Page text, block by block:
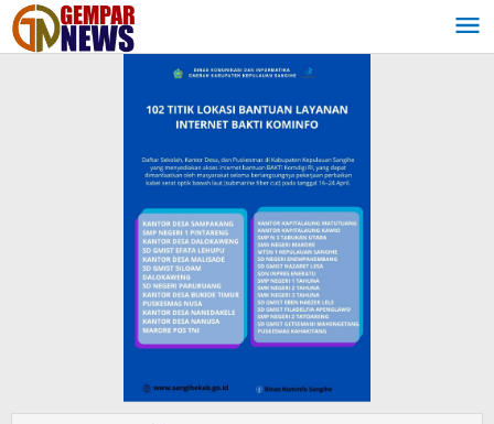
Lewati
ke
konten